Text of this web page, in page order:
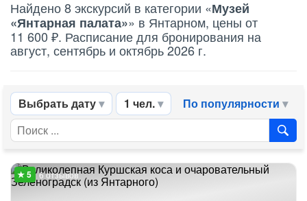
Найдено 8 экскурсий в категории «Музей
«Янтарная палата»» в Янтарном, цены от
11 600 ₽. Расписание для бронирования на
август, сентябрь и октябрь 2026 г.
Выбрать дату 1 чел. По популярности
6 отзывов